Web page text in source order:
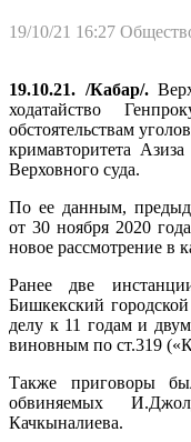
19/10/21 16:27
19.10.21. /Кабар/.
ходатайство
обстоятельствам
кримавторитета
Верховного суда.
По ее данным,
от 30 ноября 2020
новое рассмотрение в
Ранее две
Бишкекский
делу к 11 годам и
виновным по ст.319
Также приговоры
обвиняемых
Качкыналиева.